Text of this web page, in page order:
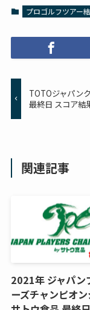
プロゴルフツアー
TOTOジャパン
最終日 スコア結
関連記事
2021年 ジャパン
ーズチャンピオ